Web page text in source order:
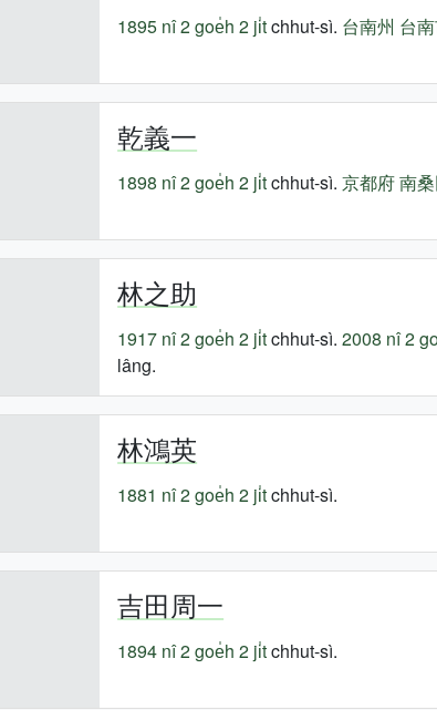
1895 nî2 goe̍h 2 ji̍tchhut-sì. 台南州 台
乾義一
1898 nî2 goe̍h 2 ji̍tchhut-sì.京都府南
林之助
1917 nî2 goe̍h 2 ji̍tchhut-sì.2008 nî2
lâng.
林鴻英
1881 nî2 goe̍h 2 ji̍tchhut-sì.
吉田周一
1894 nî2 goe̍h 2 ji̍tchhut-sì.